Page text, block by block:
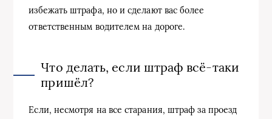
избежать штрафа, но и сделают вас более
ответственным водителем на дороге.
Что делать, если штраф всё-таки
пришёл?
Если, несмотря на все старания, штраф за проезд